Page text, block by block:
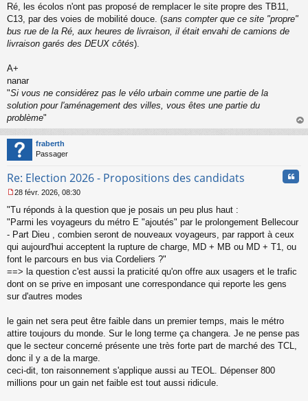
Ré, les écolos n'ont pas proposé de remplacer le site propre des TB11,
C13, par des voies de mobilité douce. (sans compter que ce site "propre"
bus rue de la Ré, aux heures de livraison, il était envahi de camions de
livraison garés des DEUX côtés).
A+
nanar
"Si vous ne considérez pas le vélo urbain comme une partie de la
solution pour l'aménagement des villes, vous êtes une partie du
problème"
au
fraberth
Passager
Re: Election 2026 - Propositions des candidats
e
s
s
g
e
n
o
28 févr. 2026, 08:30
"Tu réponds à la question que je posais un peu plus haut :
"Parmi les voyageurs du métro E "ajoutés" par le prolongement Bellecour
- Part Dieu , combien seront de nouveaux voyageurs, par rapport à ceux
qui aujourd'hui acceptent la rupture de charge, MD + MB ou MD + T1, ou
font le parcours en bus via Cordeliers ?"
==> la question c'est aussi la praticité qu'on offre aux usagers et le trafic
dont on se prive en imposant une correspondance qui reporte les gens
sur d'autres modes
le gain net sera peut être faible dans un premier temps, mais le métro
attire toujours du monde. Sur le long terme ça changera. Je ne pense pas
que le secteur concerné présente une très forte part de marché des TCL,
donc il y a de la marge.
ceci-dit, ton raisonnement s'applique aussi au TEOL. Dépenser 800
millions pour un gain net faible est tout aussi ridicule.